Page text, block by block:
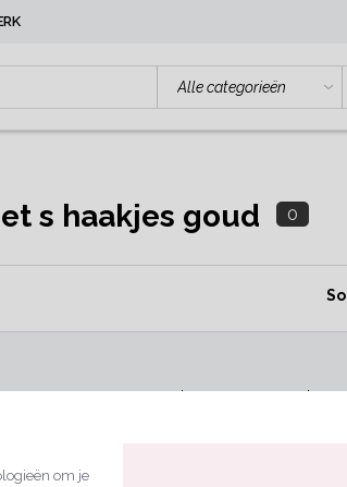
om je
s haakjes goud 0
Geen producten gevonden!...